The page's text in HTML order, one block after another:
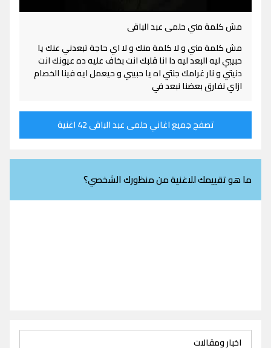
مش كلمة مني حلمى عبد الباقى
مش كلمة مني و لا كلمة منك و لا اي حاجة تبعدني عنك يا
حبيبي ليه البعد ليه دا انا قلبك انت بخاف عليه ده عيونك انت
دنيتي و نار غرامك جنتي اه يا حبيبي و حيعمل ايه فينا الخصام
ازاي نفارق بعضنا نبعد في
تصفح جميع اغاني حلمى عبد الباقى 42 اغنية
ما هو تقييمك للاغنية من منظورك الشخصي؟
اخبار ومقالات